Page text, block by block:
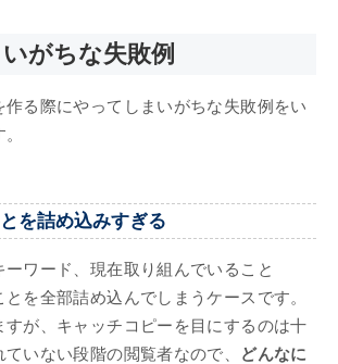
がちな失敗例
作る際にやってしまいがちな失敗例をい
を詰め込みすぎる
ワード、現在取り組んでいること
を全部詰め込んでしまうケースです。
すが、キャッチコピーを目にするのは十
いない段階の閲覧者なので、
どんなに